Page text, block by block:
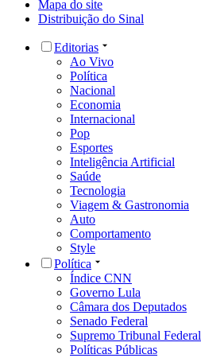
Mapa do site
Distribuição do Sinal
Editorias
Ao Vivo
Política
Nacional
Economia
Internacional
Pop
Esportes
Inteligência Artificial
Saúde
Tecnologia
Viagem & Gastronomia
Auto
Comportamento
Style
Política
Índice CNN
Governo Lula
Câmara dos Deputados
Senado Federal
Supremo Tribunal Federal
Políticas Públicas